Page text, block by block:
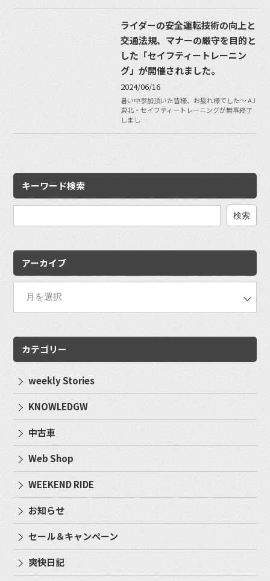
ライダーの安全運転技術の向上と
交通法規、マナーの厳守を目的と
した「セイフティートレーニン
グ」が開催されました。
2024/06/16
暑い中参加頂いた皆様、お疲れ様でした〜 AJ
東北・セイフティートレーニングが無事終了
しまし…
キーワード検索
アーカイブ
カテゴリー
weekly Stories
KNOWLEDGW
中古車
Web Shop
WEEKEND RIDE
お知らせ
セール＆キャンペーン
爽快日記